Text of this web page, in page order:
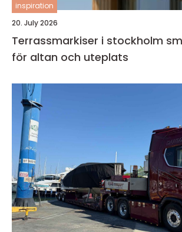
inspiration
20. July 2026
Terrassmarkiser i stockholm smart skugga
för altan och uteplats